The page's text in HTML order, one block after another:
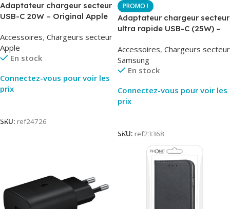
Adaptateur chargeur secteur
USB-C 20W – Original Apple
Original
Accessoires, Chargeurs secteur
Apple
En stock
Connectez-vous pour voir les
prix
SKU: ref24726
Adaptateur chargeur secteur
ultra rapide USB-C (25W) –
EP-TA800
Accessoires, Chargeurs secteur
Samsung
En stock
Connectez-vous pour voir les
prix
SKU: ref23368